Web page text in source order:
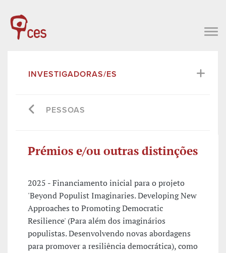
INVESTIGADORAS/ES
PESSOAS
Prémios e/ou outras distinções
2025 - Financiamento inicial para o projeto
'Beyond Populist Imaginaries. Developing New
Approaches to Promoting Democratic
Resilience' (Para além dos imaginários
populistas. Desenvolvendo novas abordagens
para promover a resiliência democrática), como